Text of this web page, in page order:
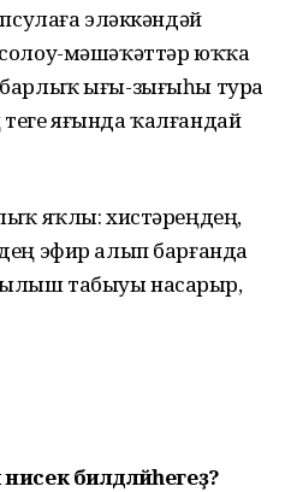
эләккәндәй
мәшәҡәттәр юҡҡа
ығы-зығыһы тура
яғында ҡалғандай
яҡлы: хистәреңдең,
эфир алып барғанда
табыуы насарҙыр,
билдәләйһегеҙ?